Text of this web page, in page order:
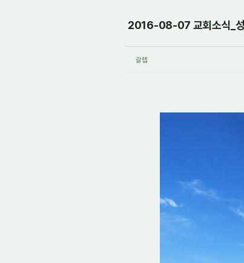
2016-08-07 교회소식_성
갈렙